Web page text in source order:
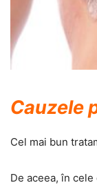
Cauzele
Cel mai bun
De aceea, în